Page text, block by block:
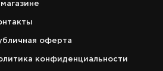
оферта
конфиденциальности